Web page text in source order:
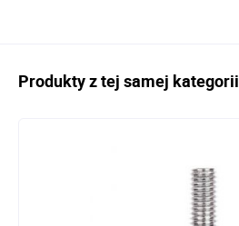
Produkty z tej samej kategorii